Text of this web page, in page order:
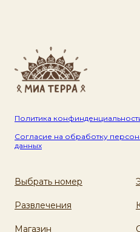
Политика
Согласие на обработку
данных
Выбрать номер
Развлечения
Магазин